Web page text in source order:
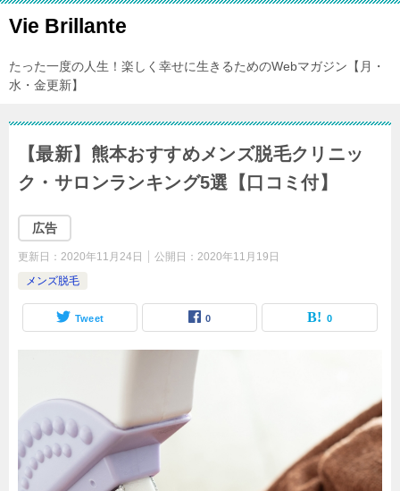
Vie Brillante
たった一度の人生！楽しく幸せに生きるためのWebマガジン【月・
水・金更新】
【最新】熊本おすすめメンズ脱毛クリニッ
ク・サロンランキング5選【口コミ付】
広告
更新日： 2020年11月24日 公開日： 2020年11月19日
メンズ脱毛
Tweet 0 0